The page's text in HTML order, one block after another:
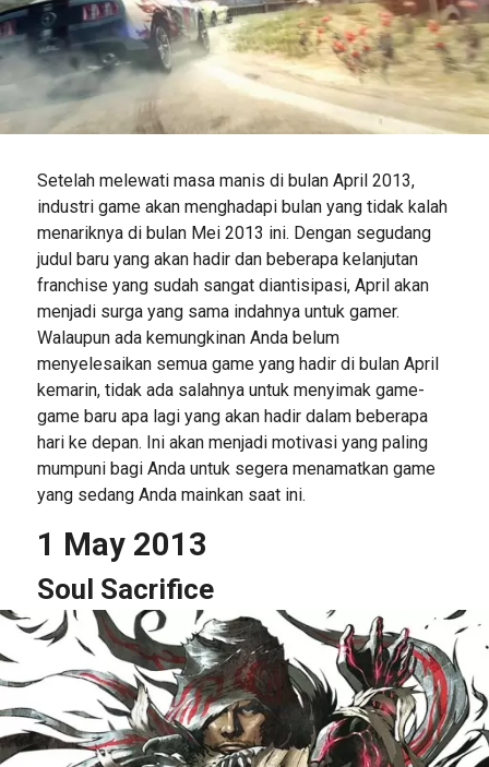
Setelah melewati masa manis di bulan April 2013,
industri game akan menghadapi bulan yang tidak kalah
menariknya di bulan Mei 2013 ini. Dengan segudang
judul baru yang akan hadir dan beberapa kelanjutan
franchise yang sudah sangat diantisipasi, April akan
menjadi surga yang sama indahnya untuk gamer.
Walaupun ada kemungkinan Anda belum
menyelesaikan semua game yang hadir di bulan April
kemarin, tidak ada salahnya untuk menyimak game-
game baru apa lagi yang akan hadir dalam beberapa
hari ke depan. Ini akan menjadi motivasi yang paling
mumpuni bagi Anda untuk segera menamatkan game
yang sedang Anda mainkan saat ini.
1 May 2013
Soul Sacrifice